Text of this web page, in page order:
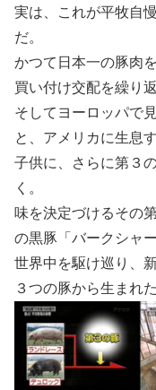
実は、これが平牧自
だ。
かつて日本一の豚肉
買い付け交配を繰り返
そしてヨーロッパで
と、アメリカに生息
子供に、さらに第３
く。
味を決定づけるその
の黒豚「バークシャー
世界中を駆け巡り、
３つの豚から生まれ